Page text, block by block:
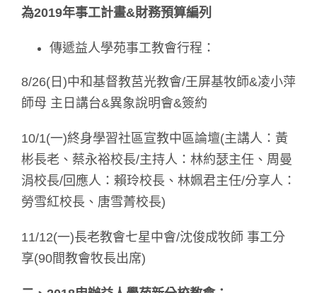
為2019年事工計畫&財務預算編列
傳遞益人學苑事工教會行程：
8/26(日)中和基督教莒光教會/王屏基牧師&凌小萍
師母 主日講台&異象說明會&簽約
10/1(一)終身學習社區宣教中區論壇(主講人：黃
彬長老、蔡永裕校長/主持人：林約瑟主任、周曼
涓校長/回應人：賴玲校長、林姵君主任/分享人：
勞雪紅校長、唐雪菁校長)
11/12(一)長老教會七星中會/沈俊成牧師 事工分
享(90間教會牧長出席)